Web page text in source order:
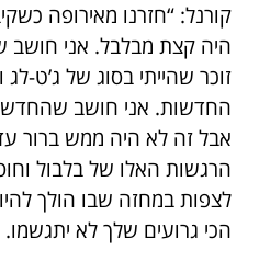
קורנל: “חזרנו מאירופה
היה קצת מבלבל. אני חושב
זוכר שהייתי בסוג של ג’ט-
החדשות. אני חושב
אבל זה לא היה ממש ברור
הרגשות האלו של בלבול
לצפות במחזה שבו הולך
הכי גרועים שלך לא יתגשמו.